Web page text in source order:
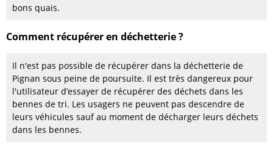
bons quais.
Comment récupérer en déchetterie ?
Il n'est pas possible de récupérer dans la déchetterie de
Pignan sous peine de poursuite. Il est très dangereux pour
l'utilisateur d’essayer de récupérer des déchets dans les
bennes de tri. Les usagers ne peuvent pas descendre de
leurs véhicules sauf au moment de décharger leurs déchets
dans les bennes.